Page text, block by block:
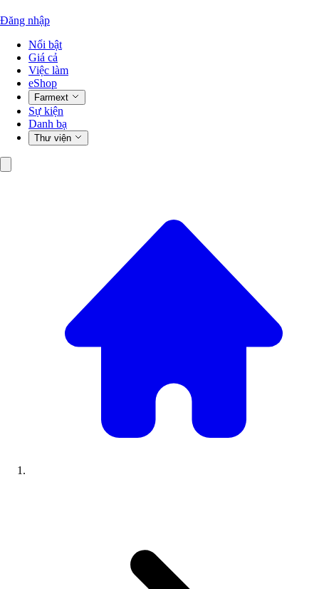
Đăng nhập
Nổi bật
Giá cả
Việc làm
eShop
Farmext
Sự kiện
Danh bạ
Thư viện